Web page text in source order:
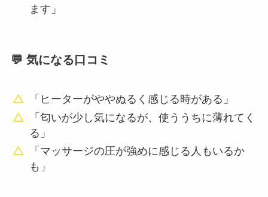
ます」
💬 気になる口コミ
「ヒーターがややぬるく感じる時がある」
「匂いが少し気になるが、使ううちに薄れてく
る」
「マッサージの圧が強めに感じる人もいるか
も」